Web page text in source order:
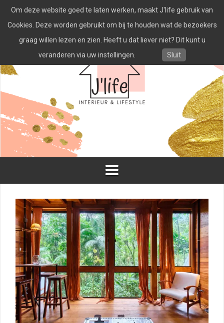
naar
inhoud
Om deze website goed te laten werken, maakt J'life gebruik van
Cookies. Deze worden gebruikt om bij te houden wat de bezoekers
graag willen lezen en zien. Heeft u dat liever niet? Dit kunt u
veranderen via uw instellingen.
Sluit